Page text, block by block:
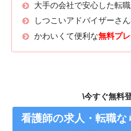
大手の会社で安心した転
しつこいアドバイザーさん
かわいくて便利な無料プ
\今すぐ無料
看護師の求人・転職